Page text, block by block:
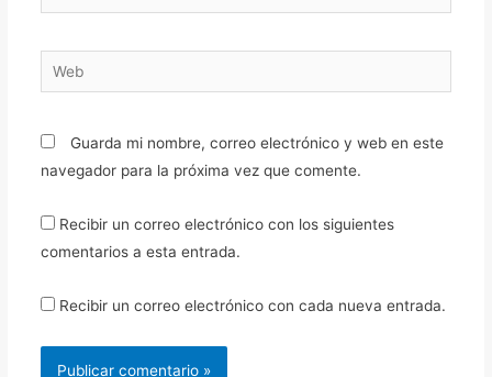
electrónico*
Web
Guarda mi nombre, correo electrónico y web en este
navegador para la próxima vez que comente.
Recibir un correo electrónico con los siguientes
comentarios a esta entrada.
Recibir un correo electrónico con cada nueva entrada.